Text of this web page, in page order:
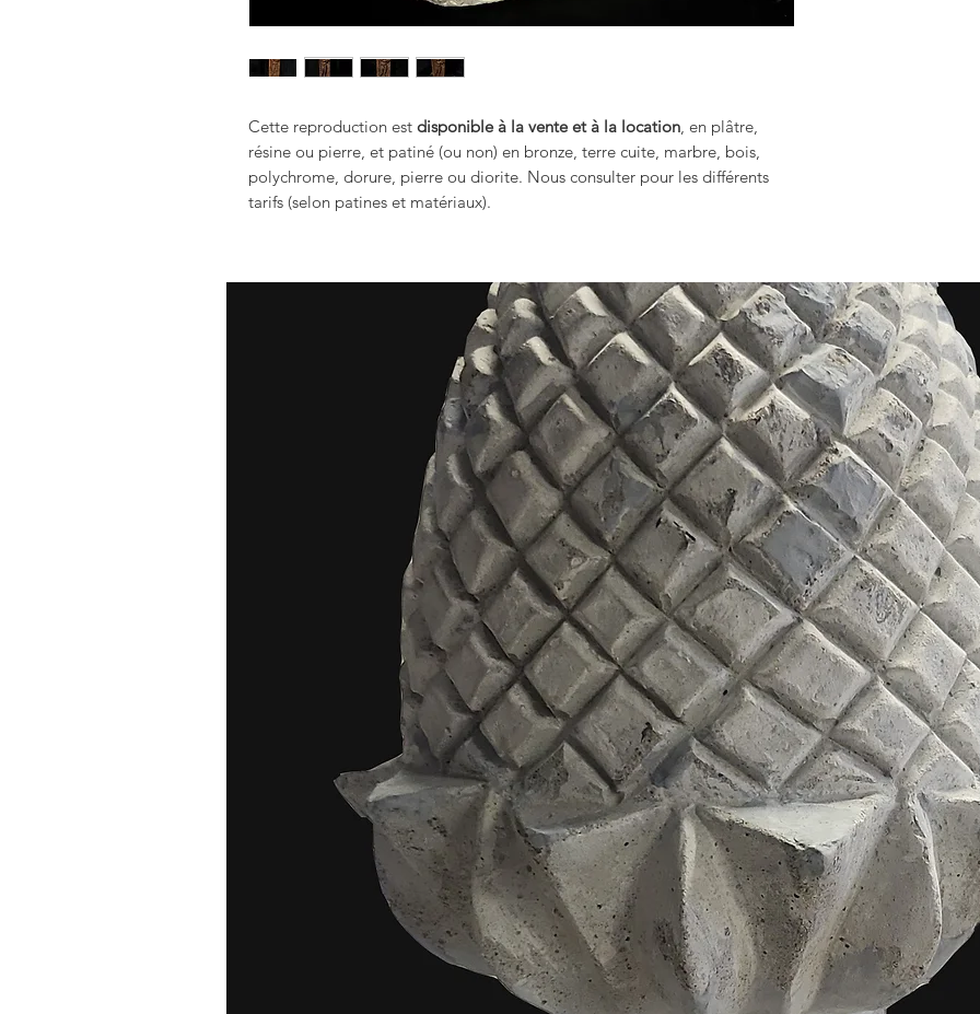
Cette reproduction est disponible à la vente et à la location, en plâtre,
résine ou pierre, et patiné (ou non) en bronze, terre cuite, marbre, bois,
polychrome, dorure, pierre ou diorite. Nous consulter pour les différents
tarifs (selon patines et matériaux).